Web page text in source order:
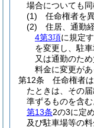
場合についても同
(1)
任命権者を
(2)
住居、通勤
4第3項に規定
を変更し、駐
又は通勤のた
料金に変更が
第12条
任命権者
たときは、その
準ずるものを含
第13条2の3に定
及び駐車場等の